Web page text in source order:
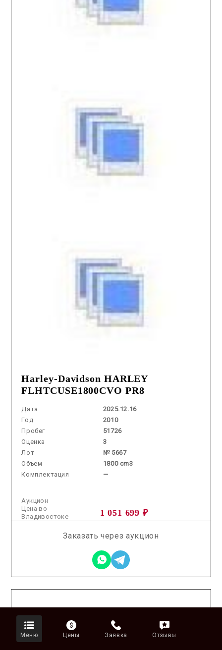
Harley-Davidson HARLEY
FLHTCUSE1800CVO PR8
Дата
2025.12.16
Год
2010
Пробег
51726
Оценка
3
Лот
№ 5667
Объем
1800 cm3
Комплектация
—
Аукцион
1 051 699 ₽
Цена во
Владивостоке
Заказать через аукцион
Меню Цены Заявка Отзывы